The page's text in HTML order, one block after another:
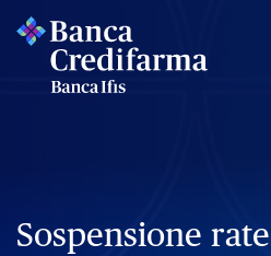
Sospensione